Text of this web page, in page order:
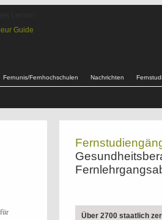
Fernunis/Fernhochschulen Nachrichten
Über 2700 staatlich